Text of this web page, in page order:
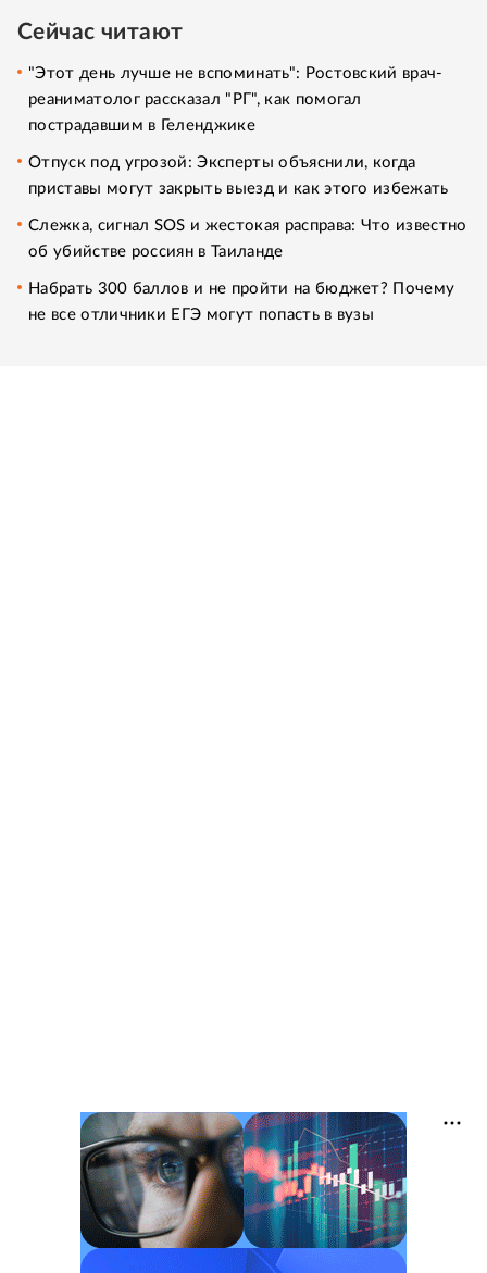
Сейчас читают
"Этот день лучше не вспоминать": Ростовский врач-
реаниматолог рассказал "РГ", как помогал
пострадавшим в Геленджике
Отпуск под угрозой: Эксперты объяснили, когда
приставы могут закрыть выезд и как этого избежать
Слежка, сигнал SOS и жестокая расправа: Что известно
об убийстве россиян в Таиланде
Набрать 300 баллов и не пройти на бюджет? Почему
не все отличники ЕГЭ могут попасть в вузы